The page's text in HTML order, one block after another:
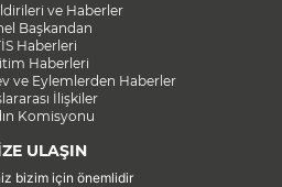
ve Haberler
Başkandan
Haberleri
Haberleri
ve Eylemlerden Haberler
İlişkiler
Komisyonu
ULAŞIN
bizim için önemlidir